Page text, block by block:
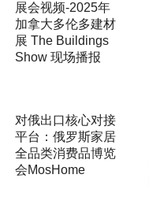
展会视频-2025年
加拿大多伦多建材
展 The Buildings
Show 现场播报
对俄出口核心对接
平台：俄罗斯家居
全品类消费品博览
会MosHome